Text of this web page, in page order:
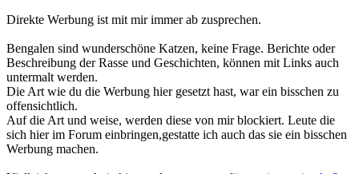
Direkte Werbung ist mit mir immer ab zusprechen.
Bengalen sind wunderschöne Katzen, keine Frage. Berichte oder
Beschreibung der Rasse und Geschichten, können mit Links auch
untermalt werden.
Die Art wie du die Werbung hier gesetzt hast, war ein bisschen zu
offensichtlich.
Auf die Art und weise, werden diese von mir blockiert. Leute die
sich hier im Forum einbringen,gestatte ich auch das sie ein bisschen
Werbung machen.